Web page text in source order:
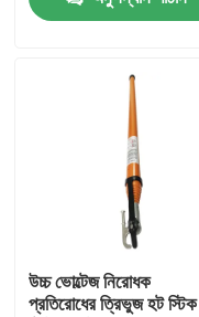
গুণমান নিয়ন্ত্রণ
আমাদের সাথে যোগাযোগ
উদ্ধৃতির জন্য আবেদন
রেলওয়ে ইনসুলেটর
উচ্চ ভোল্টেজ নিরোধক
প্রতিরোধের ত্রিভুজ হট স্টিক